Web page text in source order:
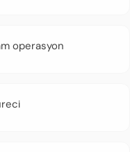
operasyon